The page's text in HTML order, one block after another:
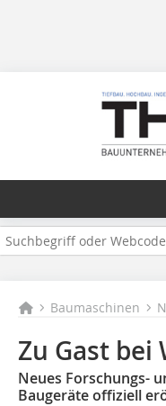
Baumaschinen
Zu Gast bei
Neues Forschungs-
Baugeräte offiziell